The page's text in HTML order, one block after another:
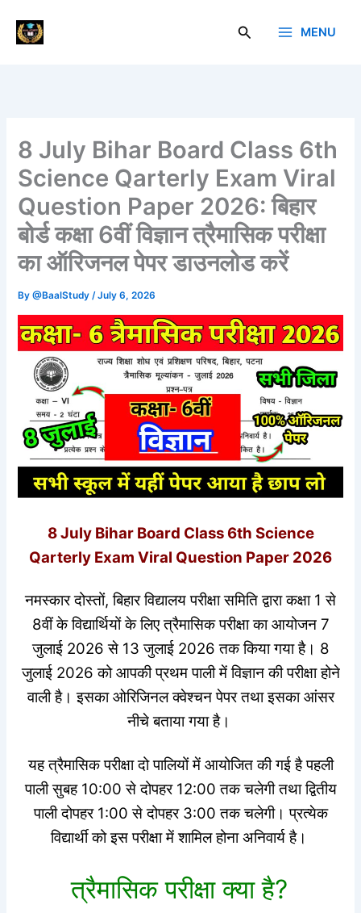
content
Search MENU
8 July Bihar Board Class 6th
Science Qarterly Exam Viral
Question Paper 2026: बिहार
बोर्ड कक्षा 6वीं विज्ञान त्रैमासिक परीक्षा
का ऑरिजनल पेपर डाउनलोड करें
By@BaalStudy/July 6, 2026
8 July Bihar Board Class 6th Science
Qarterly Exam Viral Question Paper 2026
नमस्कार दोस्तों, बिहार विद्यालय परीक्षा समिति द्वारा कक्षा 1 से
8वीं के विद्यार्थियों के लिए त्रैमासिक परीक्षा का आयोजन 7
जुलाई 2026 से 13 जुलाई 2026 तक किया गया है। 8
जुलाई 2026 को आपकी प्रथम पाली में विज्ञान की परीक्षा होने
वाली है। इसका ओरिजिनल क्वेश्चन पेपर तथा इसका आंसर
नीचे बताया गया है।
यह त्रैमासिक परीक्षा दो पालियों में आयोजित की गई है पहली
पाली सुबह 10:00 से दोपहर 12:00 तक चलेगी तथा द्वितीय
पाली दोपहर 1:00 से दोपहर 3:00 तक चलेगी। प्रत्येक
विद्यार्थी को इस परीक्षा में शामिल होना अनिवार्य है।
त्रैमासिक परीक्षा क्या है?